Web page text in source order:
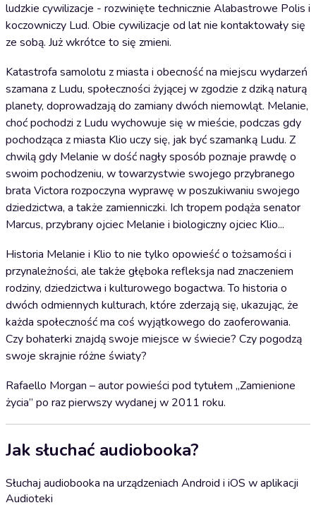
ludzkie cywilizacje - rozwinięte technicznie Alabastrowe Polis i
koczowniczy Lud. Obie cywilizacje od lat nie kontaktowały się
ze sobą. Już wkrótce to się zmieni.
Katastrofa samolotu z miasta i obecność na miejscu wydarzeń
szamana z Ludu, społeczności żyjącej w zgodzie z dziką naturą
planety, doprowadzają do zamiany dwóch niemowląt. Melanie,
choć pochodzi z Ludu wychowuje się w mieście, podczas gdy
pochodząca z miasta Klio uczy się, jak być szamanką Ludu. Z
chwilą gdy Melanie w dość nagły sposób poznaje prawdę o
swoim pochodzeniu, w towarzystwie swojego przybranego
brata Victora rozpoczyna wyprawę w poszukiwaniu swojego
dziedzictwa, a także zamienniczki. Ich tropem podąża senator
Marcus, przybrany ojciec Melanie i biologiczny ojciec Klio...
Historia Melanie i Klio to nie tylko opowieść o tożsamości i
przynależności, ale także głęboka refleksja nad znaczeniem
rodziny, dziedzictwa i kulturowego bogactwa. To historia o
dwóch odmiennych kulturach, które zderzają się, ukazując, że
każda społeczność ma coś wyjątkowego do zaoferowania.
Czy bohaterki znajdą swoje miejsce w świecie? Czy pogodzą
swoje skrajnie różne światy?
Rafaello Morgan – autor powieści pod tytułem „Zamienione
życia” po raz pierwszy wydanej w 2011 roku.
Jak słuchać audiobooka?
Słuchaj audiobooka na urządzeniach Android i iOS w aplikacji
Audioteki